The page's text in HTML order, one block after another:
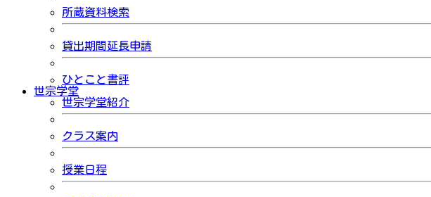
所蔵資料検索
貸出期間延長申請
ひとこと書評
世宗学堂
世宗学堂紹介
クラス案内
授業日程